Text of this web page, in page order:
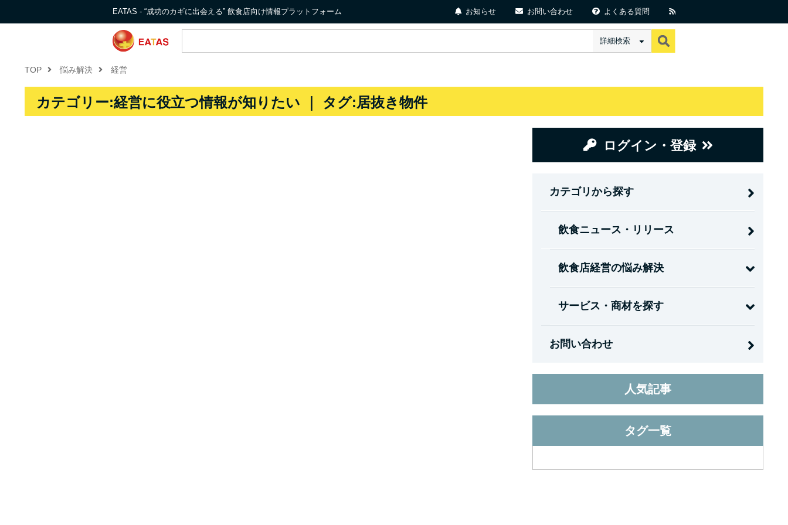
EATAS - “成功のカギに出会える” 飲食店向け情報プラットフォーム お知らせ お問い合わせ よくある質問
詳細検索
TOP 悩み解決 経営
カテゴリー:経営に役立つ情報が知りたい ｜ タグ:居抜き物件
ログイン・登録
カテゴリから探す
飲食ニュース・リリース
飲食店経営の悩み解決
サービス・商材を探す
お問い合わせ
人気記事
タグ一覧